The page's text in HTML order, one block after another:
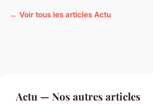
← Voir tous les articles Actu
Actu — Nos autres articles